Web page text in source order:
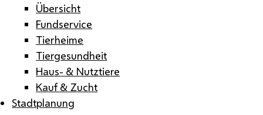
Übersicht
Fundservice
Tierheime
Tiergesundheit
Haus- & Nutztiere
Kauf & Zucht
Stadtplanung